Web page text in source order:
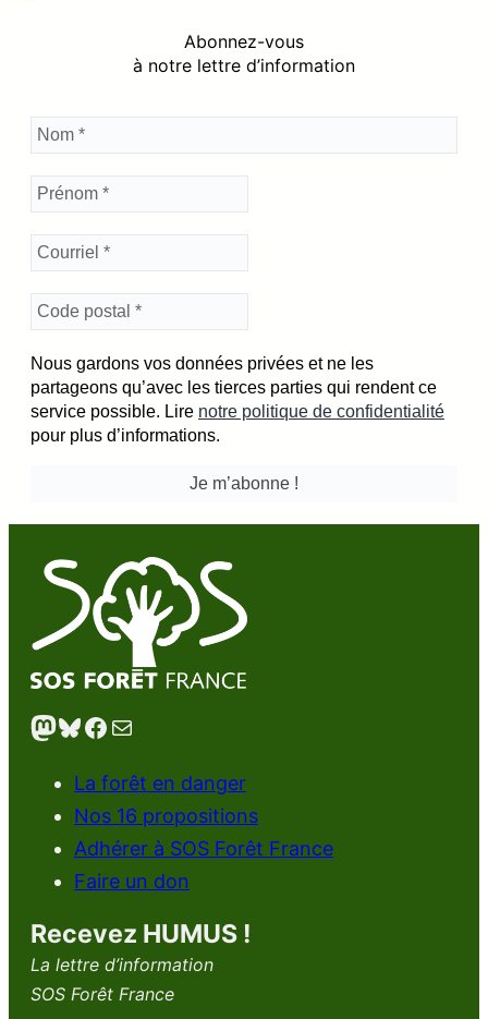
Abonnez-vous
à notre lettre d’information
Nous gardons vos données privées et ne les
partageons qu’avec les tierces parties qui rendent ce
service possible. Lire notre politique de confidentialité
pour plus d’informations.
Mastodon Bluesky Facebook E-mail
La forêt en danger
Nos 16 propositions
Adhérer à SOS Forêt France
Faire un don
Recevez HUMUS !
La lettre d’information
SOS Forêt France